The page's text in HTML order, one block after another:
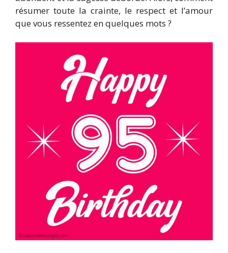
résumer toute la crainte, le respect et l’amour
que vous ressentez en quelques mots ?